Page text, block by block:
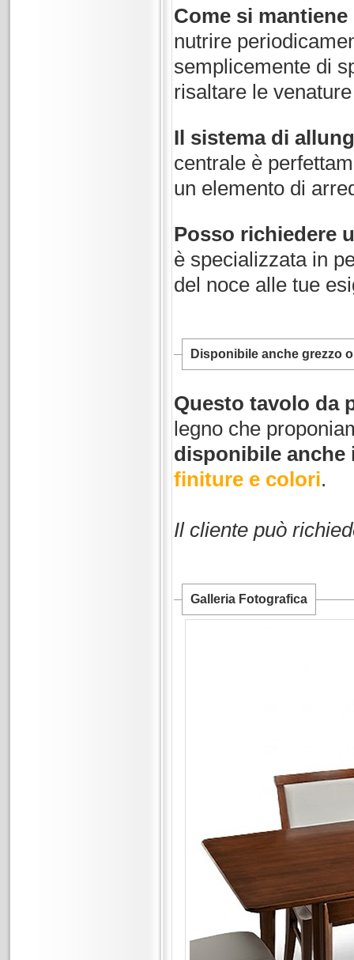
Come si
nutrire
semplicemente di
risaltare le
Il sistema di
centrale è
un elemento di
Posso richiedere
è specializzata in
del noce alle tue
Disponibile anche grezzo
Questo tavolo da
legno che
disponibile anche
finiture e colori.
Il cliente può
Galleria Fotografica